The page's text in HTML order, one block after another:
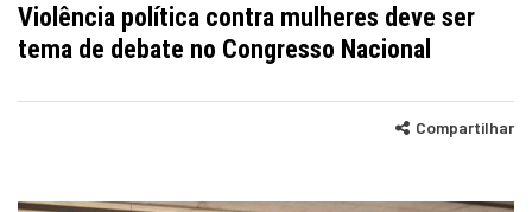
Violência política contra mulheres deve ser
tema de debate no Congresso Nacional
Compartilhar